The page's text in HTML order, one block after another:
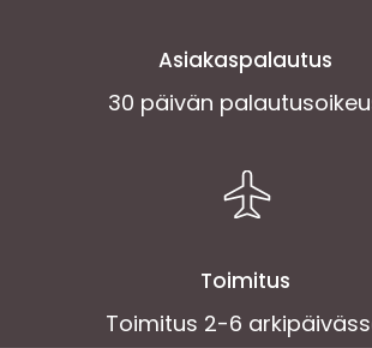
Asiakaspalautus
30 päivän
Toimitus
Toimitus 2-6